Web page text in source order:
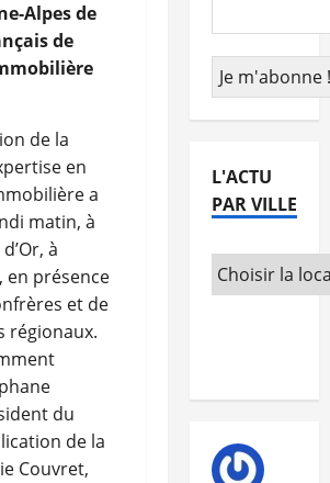
Alpes de
de
de la
en
a
matin, à
à
en présence
et de
régionaux.
du
de la
Couvret,
L'ACTU
PAR VILLE